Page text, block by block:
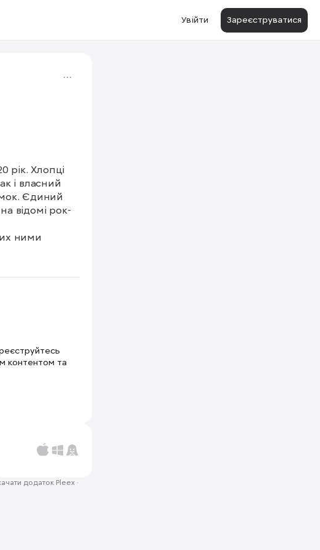
Увійти Зареєструватися
рік. Хлопці
і власний
Єдиний
відомі рок-
ними
контентом та
додаток Pleex·